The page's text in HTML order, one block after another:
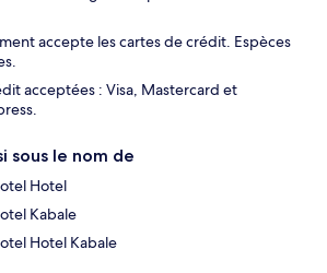
accepte les cartes de crédit. Espèces
acceptées : Visa, Mastercard et
sous le nom de
Hotel
Kabale
Hotel Kabale